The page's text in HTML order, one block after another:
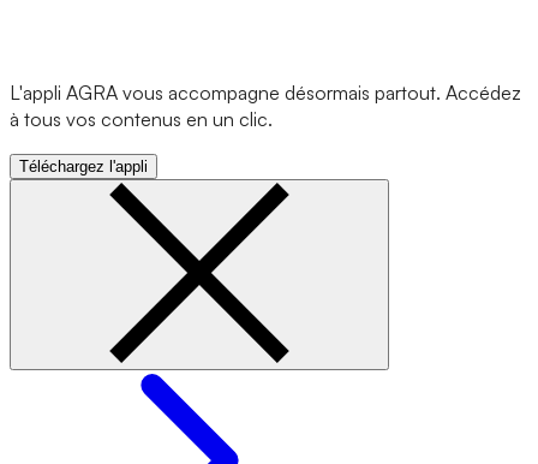
L'appli AGRA vous accompagne désormais partout. Accédez
à tous vos contenus en un clic.
Téléchargez l'appli